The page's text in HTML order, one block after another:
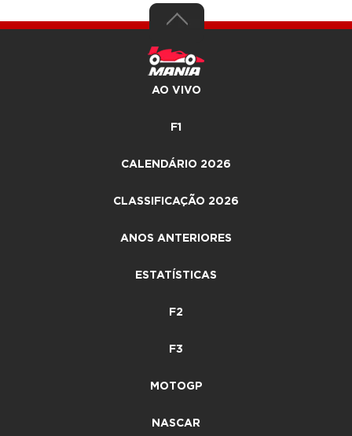
AO VIVO
F1
CALENDÁRIO 2026
CLASSIFICAÇÃO 2026
ANOS ANTERIORES
ESTATÍSTICAS
F2
F3
MOTOGP
NASCAR